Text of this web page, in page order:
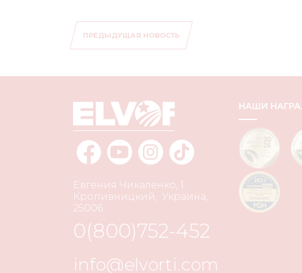
ПРЕДЫДУЩАЯ НОВОСТЬ
Евгения Чикаленко, 1
Кропивницкий, Украина,
25006
0(800)752-452
info@elvorti.com
НАШИ